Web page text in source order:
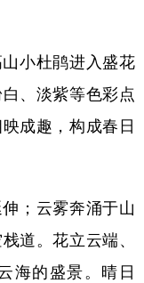
小杜鹃进入盛花
、淡紫等色彩点
成趣，构成春日
；云雾奔涌于山
道。花立云端、
海的盛景。晴日